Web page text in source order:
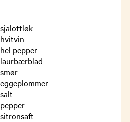
sjalottløk
hvitvin
hel pepper
laurbærblad
smør
eggeplommer
salt
pepper
sitronsaft